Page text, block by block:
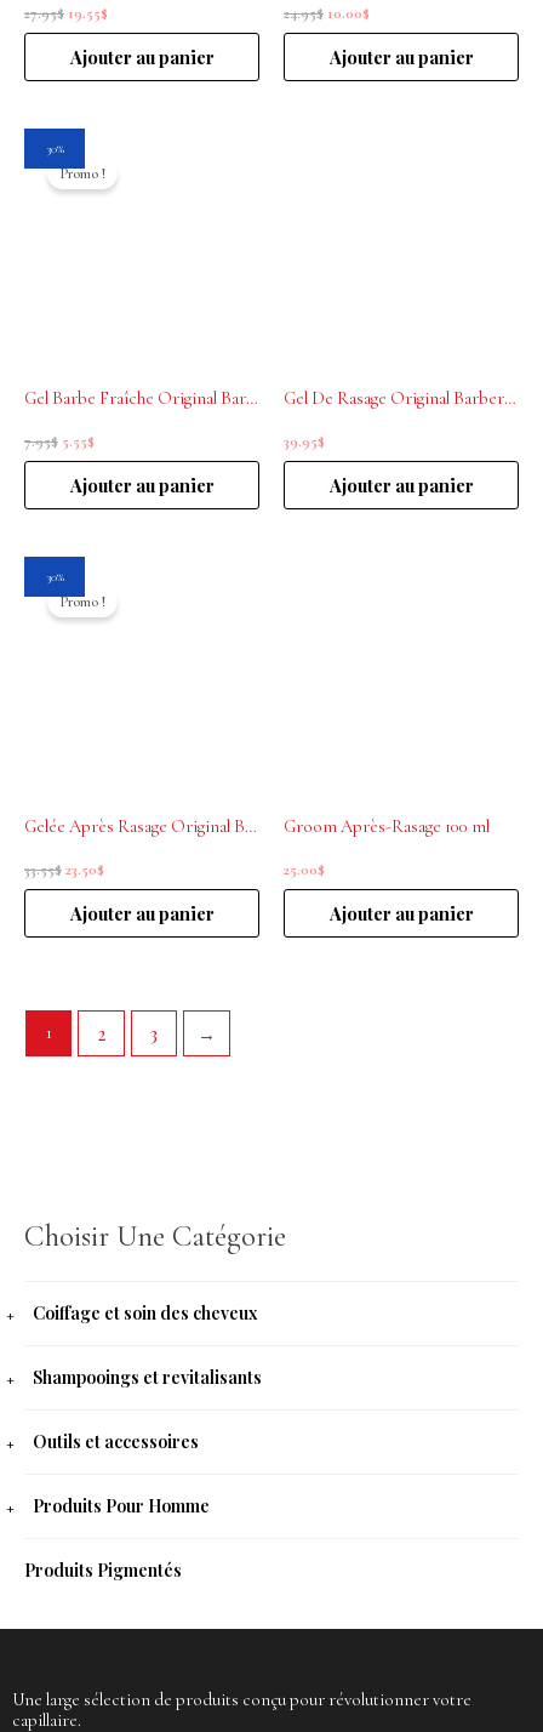
Choisir Une Catégorie
Coiffage et soin des cheveux
Shampooings et revitalisants
Outils et accessoires
Produits Pour Homme
Produits Pigmentés
27.95$ 19.55$
Ajouter au panier
24.95$ 10.00$
Ajouter au panier
30%
Promo !
Gel Barbe Fraîche Original Barber’s 8 ml
7.95$
Le
prix
initial
5.55$
prix
actuel
Ajouter au panier
Gel De Rasage Original Barber’s 150 ml
39.95$
Ajouter au panier
30%
Promo !
Gelée Après Rasage Original Barber’s 50 ml
33.55$
prix
initial
23.50$
prix
actuel
Ajouter au panier
Groom Après-Rasage 100 ml
25.00$
Ajouter au panier
1 2 3 →
Une large sélection de produits conçu pour révolutionner votre
capillaire.